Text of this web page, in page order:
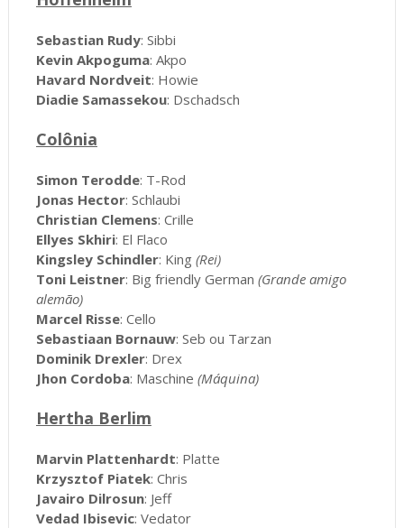
Sebastian Rudy: Sibbi
Kevin Akpoguma: Akpo
Havard Nordveit: Howie
Diadie Samassekou: Dschadsch
Colônia
Simon Terodde: T-Rod
Jonas Hector: Schlaubi
Christian Clemens: Crille
Ellyes Skhiri: El Flaco
Kingsley Schindler: King (Rei)
Toni Leistner: Big friendly German (Grande amigo
alemão)
Marcel Risse: Cello
Sebastiaan Bornauw: Seb ou Tarzan
Dominik Drexler: Drex
Jhon Cordoba: Maschine (Máquina)
Hertha Berlim
Marvin Plattenhardt: Platte
Krzysztof Piatek: Chris
Javairo Dilrosun: Jeff
Vedad Ibisevic: Vedator